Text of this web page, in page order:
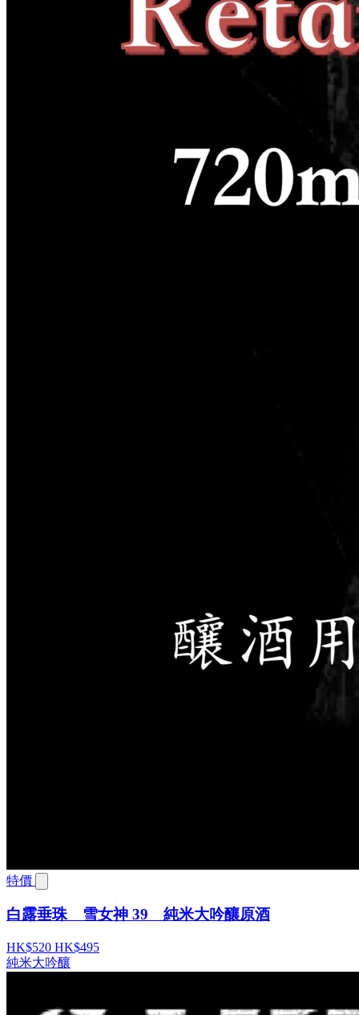
特價
白露垂珠 雪女神 39 純米大吟釀原酒
HK$520 HK$495
純米大吟釀